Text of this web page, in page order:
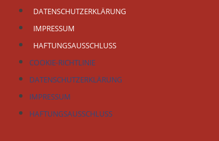
DATENSCHUTZERKLÄRUNG
IMPRESSUM
HAFTUNGSAUSSCHLUSS
COOKIE-RICHTLINIE
DATENSCHUTZERKLÄRUNG
IMPRESSUM
HAFTUNGSAUSSCHLUSS